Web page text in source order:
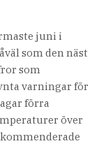
juni i
som den näst
som
varningar för
förra
över